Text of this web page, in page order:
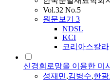
Vol.32 No.5
원문보기 3
NDSL
KCI
코리아스칼라
신경회로망을 이용한 미
성재민,김병수,한